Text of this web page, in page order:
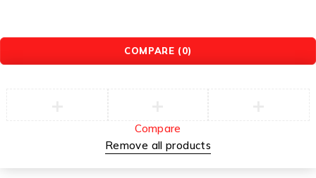
COMPARE (0)
Compare
Remove all products